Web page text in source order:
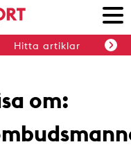
Hitta artiklar
om: